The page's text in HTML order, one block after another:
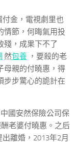
金，電視劇里也
情節，何晦氣用投
殘，成果下不了
然包養 ，要殺的老
母親的付曉惠，得
步步驚心的詭計在
國安然保險公司保
老婆付曉惠。之后
離婚，2013年2月